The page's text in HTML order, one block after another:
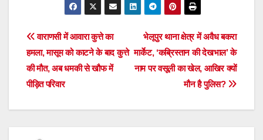
Post
navigation
भेलूपुर थाना क्षेत्र में अवैध बकरा
मार्केट, ‘कब्रिस्तान की देखभाल’ के
नाम पर वसूली का खेल, आखिर क्यों
मौन है पुलिस?
वाराणसी में आवारा कुत्ते का
हमला, मासूम को काटने के बाद कुत्ते
की मौत, अब धमकी से खौफ में
पीड़ित परिवार